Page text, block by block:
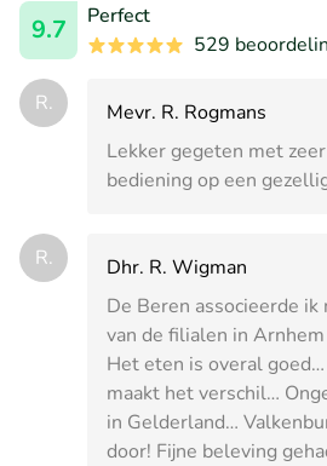
9.7
Perfect
529
R.
Mevr. R. Rogmans
Lekker gegeten met
bediening op een
R.
Dhr. R. Wigman
De Beren associeerde ik
van de filialen in
Het eten is overal
maakt het verschil…
in Gelderland…
door! Fijne beleving